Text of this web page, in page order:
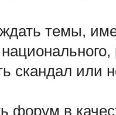
темы,
скандал или
форум в